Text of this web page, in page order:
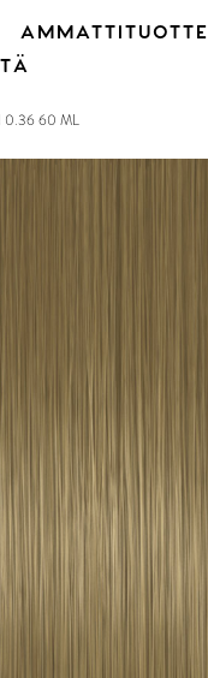
0.36 60 ML